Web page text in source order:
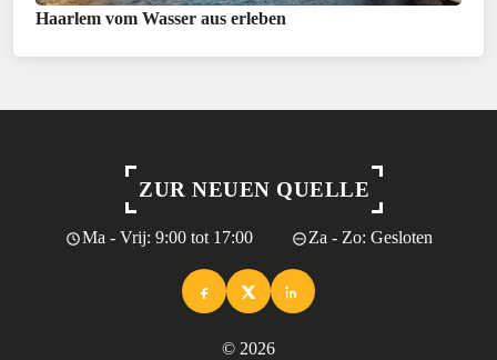
Haarlem vom Wasser aus erleben
ZUR NEUEN QUELLE
Ma - Vrij: 9:00 tot 17:00 Za - Zo: Gesloten
© 2026